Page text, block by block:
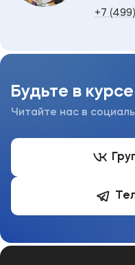
+7
Будьте в
Читайте нас в